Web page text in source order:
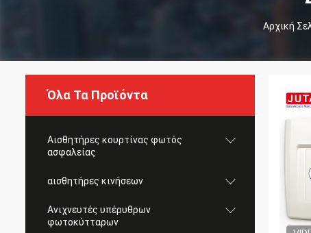
Αρχική
Όλα Τα Προϊόντα
Αισθητήρες κουρτίνας φωτός
ασφαλείας
αισθητήρες κινήσεων
Ανιχνευτές υπέρυθρων
φωτοκύτταρων